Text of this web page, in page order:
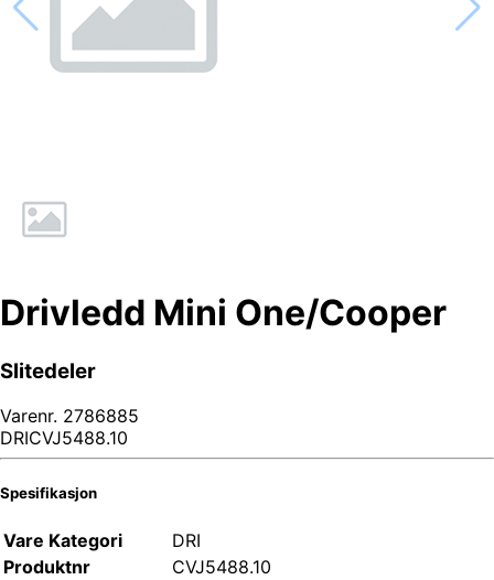
Drivledd Mini One/Cooper
Slitedeler
Varenr. 2786885
DRICVJ5488.10
Spesifikasjon
Vare Kategori
DRI
Produktnr
CVJ5488.10